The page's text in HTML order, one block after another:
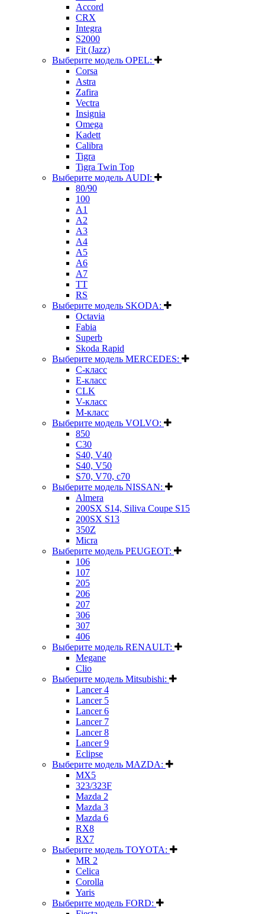
Accord
CRX
Integra
S2000
Fit (Jazz)
Выберите модель OPEL:
Corsa
Astra
Zafira
Vectra
Insignia
Omega
Kadett
Calibra
Tigra
Tigra Twin Top
Выберите модель AUDI:
80/90
100
A1
A2
A3
A4
A5
A6
A7
TT
RS
Выберите модель SKODA:
Octavia
Fabia
Superb
Skoda Rapid
Выберите модель MERCEDES:
C-класс
E-класс
CLK
V-класс
M-класс
Выберите модель VOLVO:
850
C30
S40, V40
S40, V50
S70, V70, c70
Выберите модель NISSAN:
Almera
200SX S14, Siliva Coupe S15
200SX S13
350Z
Micra
Выберите модель PEUGEOT:
106
107
205
206
207
306
307
406
Выберите модель RENAULT:
Megane
Clio
Выберите модель Mitsubishi:
Lancer 4
Lancer 5
Lancer 6
Lancer 7
Lancer 8
Lancer 9
Eclipse
Выберите модель MAZDA:
MX5
323/323F
Mazda 2
Mazda 3
Mazda 6
RX8
RX7
Выберите модель TOYOTA:
MR 2
Celica
Corolla
Yaris
Выберите модель FORD: